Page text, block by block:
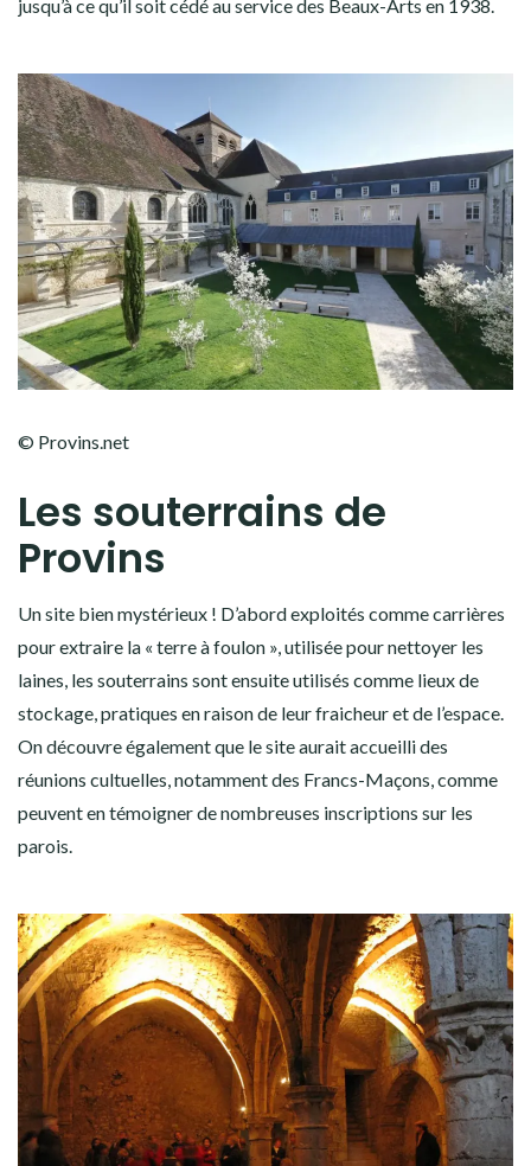
jusqu’à ce qu’il soit cédé au service des Beaux-Arts en 1938.
© Provins.net
Les souterrains de
Provins
Un site bien mystérieux ! D’abord exploités comme carrières
pour extraire la « terre à foulon », utilisée pour nettoyer les
laines, les souterrains sont ensuite utilisés comme lieux de
stockage, pratiques en raison de leur fraicheur et de l’espace.
On découvre également que le site aurait accueilli des
réunions cultuelles, notamment des Francs-Maçons, comme
peuvent en témoigner de nombreuses inscriptions sur les
parois.